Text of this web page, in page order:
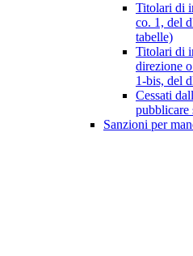
Titolari di
co. 1, del
tabelle)
Titolari di
direzione
1-bis, del
Cessati
pubblicare
Sanzioni per